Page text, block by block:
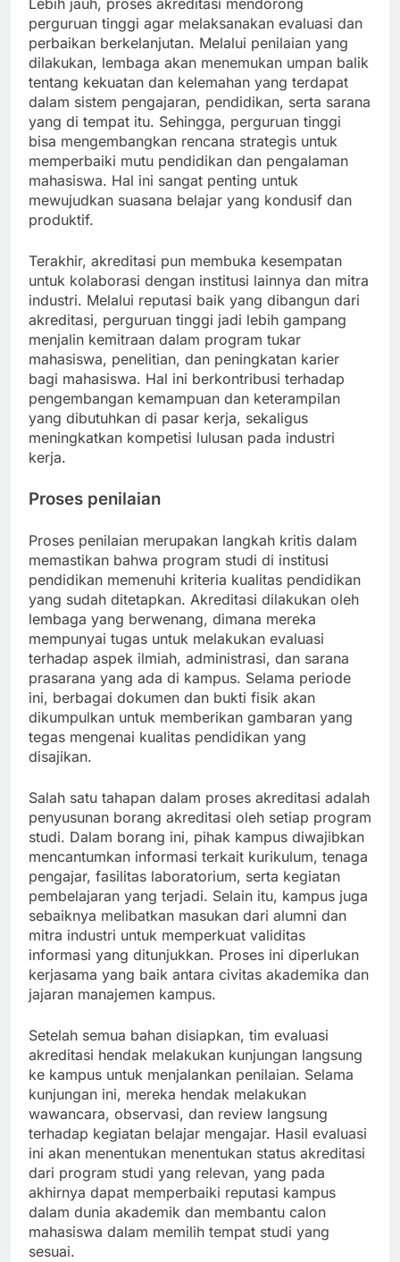
Lebih jauh, proses akreditasi mendorong
perguruan tinggi agar melaksanakan evaluasi dan
perbaikan berkelanjutan. Melalui penilaian yang
dilakukan, lembaga akan menemukan umpan balik
tentang kekuatan dan kelemahan yang terdapat
dalam sistem pengajaran, pendidikan, serta sarana
yang di tempat itu. Sehingga, perguruan tinggi
bisa mengembangkan rencana strategis untuk
memperbaiki mutu pendidikan dan pengalaman
mahasiswa. Hal ini sangat penting untuk
mewujudkan suasana belajar yang kondusif dan
produktif.
Terakhir, akreditasi pun membuka kesempatan
untuk kolaborasi dengan institusi lainnya dan mitra
industri. Melalui reputasi baik yang dibangun dari
akreditasi, perguruan tinggi jadi lebih gampang
menjalin kemitraan dalam program tukar
mahasiswa, penelitian, dan peningkatan karier
bagi mahasiswa. Hal ini berkontribusi terhadap
pengembangan kemampuan dan keterampilan
yang dibutuhkan di pasar kerja, sekaligus
meningkatkan kompetisi lulusan pada industri
kerja.
Proses penilaian
Proses penilaian merupakan langkah kritis dalam
memastikan bahwa program studi di institusi
pendidikan memenuhi kriteria kualitas pendidikan
yang sudah ditetapkan. Akreditasi dilakukan oleh
lembaga yang berwenang, dimana mereka
mempunyai tugas untuk melakukan evaluasi
terhadap aspek ilmiah, administrasi, dan sarana
prasarana yang ada di kampus. Selama periode
ini, berbagai dokumen dan bukti fisik akan
dikumpulkan untuk memberikan gambaran yang
tegas mengenai kualitas pendidikan yang
disajikan.
Salah satu tahapan dalam proses akreditasi adalah
penyusunan borang akreditasi oleh setiap program
studi. Dalam borang ini, pihak kampus diwajibkan
mencantumkan informasi terkait kurikulum, tenaga
pengajar, fasilitas laboratorium, serta kegiatan
pembelajaran yang terjadi. Selain itu, kampus juga
sebaiknya melibatkan masukan dari alumni dan
mitra industri untuk memperkuat validitas
informasi yang ditunjukkan. Proses ini diperlukan
kerjasama yang baik antara civitas akademika dan
jajaran manajemen kampus.
Setelah semua bahan disiapkan, tim evaluasi
akreditasi hendak melakukan kunjungan langsung
ke kampus untuk menjalankan penilaian. Selama
kunjungan ini, mereka hendak melakukan
wawancara, observasi, dan review langsung
terhadap kegiatan belajar mengajar. Hasil evaluasi
ini akan menentukan menentukan status akreditasi
dari program studi yang relevan, yang pada
akhirnya dapat memperbaiki reputasi kampus
dalam dunia akademik dan membantu calon
mahasiswa dalam memilih tempat studi yang
sesuai.